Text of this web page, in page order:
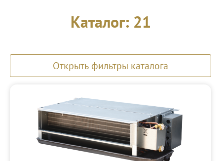
Каталог: 21
Открыть фильтры каталога